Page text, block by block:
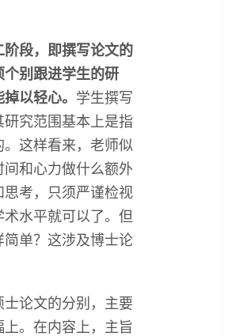
阶段，即撰写论文的
个别跟进学生的研
以轻心。 学生撰写
究范围基本上是指
。这样看来，老师似
间和心力做什么额外
考，只须严谨检视
水平就可以了。但
单？这涉及博士论
论文的分别，主要
。在内容上，主旨